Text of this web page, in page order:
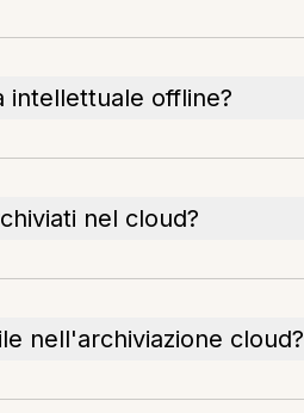
intellettuale offline?
nel cloud?
nell'archiviazione cloud?